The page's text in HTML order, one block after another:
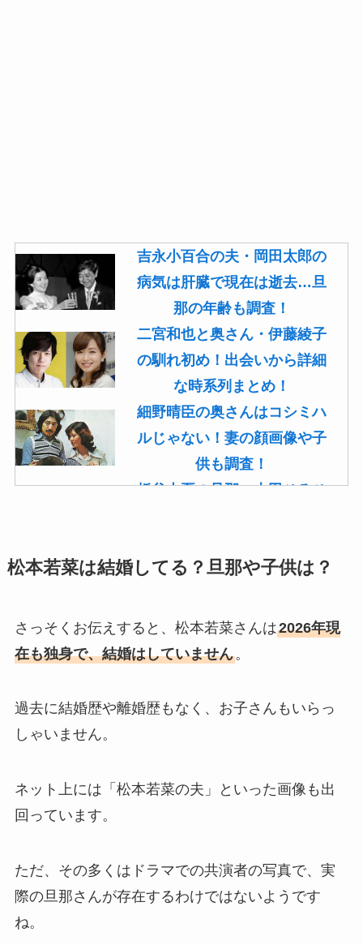
吉永小百合の夫・岡田太郎の
病気は肝臓で現在は逝去…旦
那の年齢も調査！
二宮和也と奥さん・伊藤綾子
の馴れ初め！出会いから詳細
な時系列まとめ！
細野晴臣の奥さんはコシミハ
ルじゃない！妻の顔画像や子
供も調査！
板谷由夏の旦那・古田ひろひ
菊池桃子の旦那・新原浩朗(官
馴れ初めも調査！
滝沢カレンと旦那・太田光る
や収入に妊娠の噂も調査！
藤崎奈々子の旦那・森下一喜
大坂なおみとコーディが結婚
しない理由は？馴れ初めや年
松本若菜は結婚してる？旦那や子供は？
さっそくお伝えすると、松本若菜さんは2026年現
在も独身で、結婚はしていません。
過去に結婚歴や離婚歴もなく、お子さんもいらっ
しゃいません。
ネット上には「松本若菜の夫」といった画像も出
回っています。
ただ、その多くはドラマでの共演者の写真で、実
際の旦那さんが存在するわけではないようです
ね。